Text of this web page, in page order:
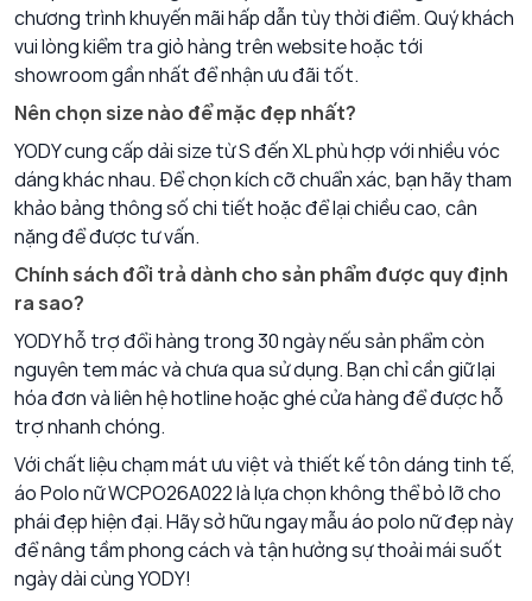
chương trình khuyến mãi hấp dẫn tùy thời điểm. Quý khách
vui lòng kiểm tra giỏ hàng trên website hoặc tới
showroom gần nhất để nhận ưu đãi tốt.
Nên chọn size nào để mặc đẹp nhất?
YODY cung cấp dải size từ S đến XL phù hợp với nhiều vóc
dáng khác nhau. Để chọn kích cỡ chuẩn xác, bạn hãy tham
khảo bảng thông số chi tiết hoặc để lại chiều cao, cân
nặng để được tư vấn.
Chính sách đổi trả dành cho sản phẩm được quy định
ra sao?
YODY hỗ trợ đổi hàng trong 30 ngày nếu sản phẩm còn
nguyên tem mác và chưa qua sử dụng. Bạn chỉ cần giữ lại
hóa đơn và liên hệ hotline hoặc ghé cửa hàng để được hỗ
trợ nhanh chóng.
Với chất liệu chạm mát ưu việt và thiết kế tôn dáng tinh tế,
áo Polo nữ WCPO26A022 là lựa chọn không thể bỏ lỡ cho
phái đẹp hiện đại. Hãy sở hữu ngay mẫu áo polo nữ đẹp này
để nâng tầm phong cách và tận hưởng sự thoải mái suốt
ngày dài cùng YODY!